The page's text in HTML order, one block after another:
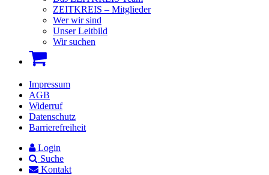
ZEITKREIS – Mitglieder
Wer wir sind
Unser Leitbild
Wir suchen
Impressum
AGB
Widerruf
Datenschutz
Barrierefreiheit
Login
Suche
Kontakt